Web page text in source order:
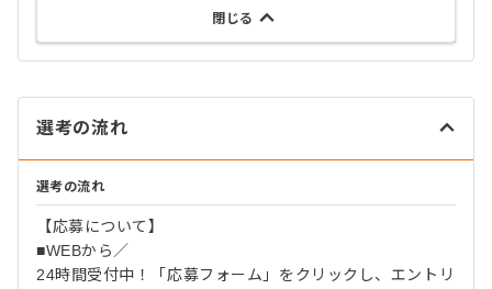
閉じる
選考の流れ
選考の流れ
【応募について】
■WEBから／
24時間受付中！「応募フォーム」をクリックし、エントリ